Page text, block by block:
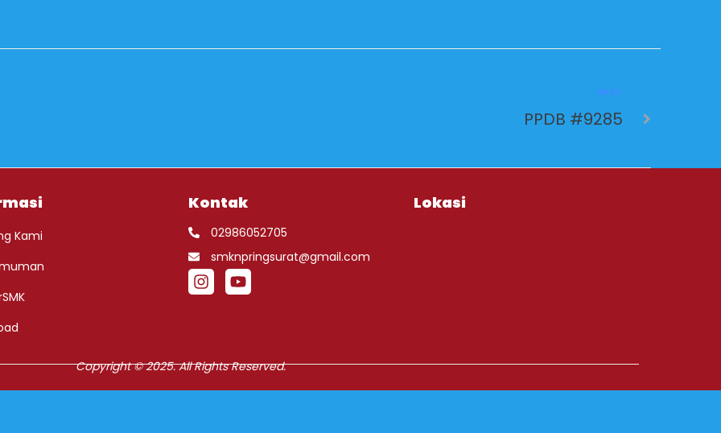
PPDB #9285
Kami
Kontak
02986052705
smknpringsurat@gmail.com
Lokasi
Copyright © 2025. All Rights Reserved.